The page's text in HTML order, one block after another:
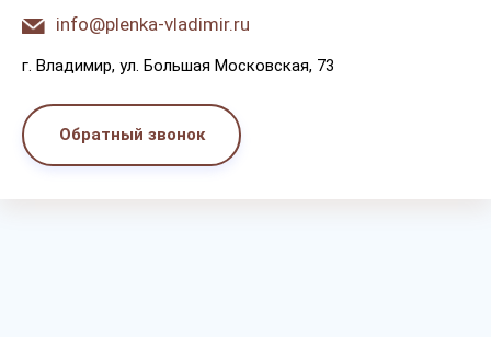
info@plenka-vladimir.ru
г. Bлaдимиp, yл. Бoльшaя Мocкoвcкaя, 73
Обратный звонок